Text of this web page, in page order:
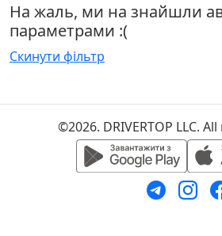
На жаль, ми на знайшли
параметрами :(
Скинути фільтр
©2026. DRIVERTOP LLC.